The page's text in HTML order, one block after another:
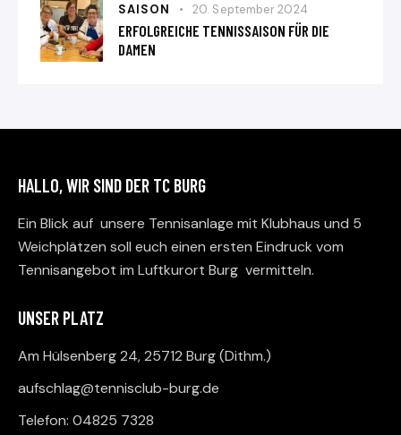
SAISON 20. September 2024
ERFOLGREICHE TENNISSAISON FÜR DIE
DAMEN
HALLO, WIR SIND DER TC BURG
Ein Blick auf unsere Tennisanlage mit Klubhaus und 5
Weichplätzen soll euch einen ersten Eindruck vom
Tennisangebot im Luftkurort Burg vermitteln.
UNSER PLATZ
Am Hülsenberg 24, 25712 Burg (Dithm.)
aufschlag@tennisclub-burg.de
Telefon: 04825 7328